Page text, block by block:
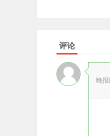
评论
晚